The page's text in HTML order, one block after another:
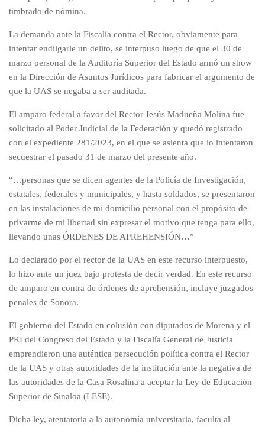
timbrado de nómina.
La demanda ante la Fiscalía contra el Rector, obviamente para
intentar endilgarle un delito, se interpuso luego de que el 30 de
marzo personal de la Auditoría Superior del Estado armó un show
en la Dirección de Asuntos Jurídicos para fabricar el argumento de
que la UAS se negaba a ser auditada.
El amparo federal a favor del Rector Jesús Madueña Molina fue
solicitado al Poder Judicial de la Federación y quedó registrado
con el expediente 281/2023, en el que se asienta que lo intentaron
secuestrar el pasado 31 de marzo del presente año.
“…personas que se dicen agentes de la Policía de Investigación,
estatales, federales y municipales, y hasta soldados, se presentaron
en las instalaciones de mi domicilio personal con el propósito de
privarme de mi libertad sin expresar el motivo que tenga para ello,
llevando unas ÓRDENES DE APREHENSIÓN…”
Lo declarado por el rector de la UAS en este recurso interpuesto,
lo hizo ante un juez bajo protesta de decir verdad. En este recurso
de amparo en contra de órdenes de aprehensión, incluye juzgados
penales de Sonora.
El gobierno del Estado en colusión con diputados de Morena y el
PRI del Congreso del Estado y la Fiscalía General de Justicia
emprendieron una auténtica persecución política contra el Rector
de la UAS y otras autoridades de la institución ante la negativa de
las autoridades de la Casa Rosalina a aceptar la Ley de Educación
Superior de Sinaloa (LESE).
Dicha ley, atentatoria a la autonomía universitaria, faculta al